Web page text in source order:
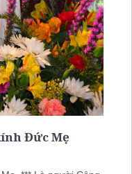
Đức Mẹ